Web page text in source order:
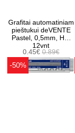
Grafitai automatiniam
pieštukui deVENTE
Pastel, 0,5mm, HB,
12vnt
0.45€0.89€
-50%